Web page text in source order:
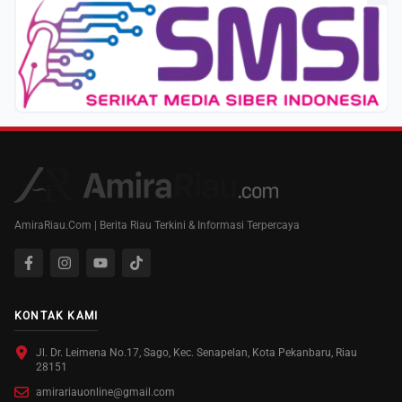
AmiraRiau.Com | Berita Riau Terkini & Informasi Terpercaya
KONTAK KAMI
Jl. Dr. Leimena No.17, Sago, Kec. Senapelan, Kota Pekanbaru, Riau
28151
amirariauonline@gmail.com